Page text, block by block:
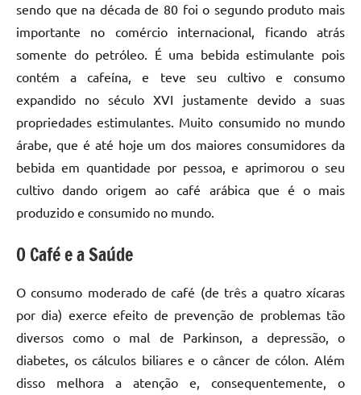
sendo que na década de 80 foi o segundo produto mais
importante no comércio internacional, ficando atrás
somente do petróleo. É uma bebida estimulante pois
contém a cafeína, e teve seu cultivo e consumo
expandido no século XVI justamente devido a suas
propriedades estimulantes. Muito consumido no mundo
árabe, que é até hoje um dos maiores consumidores da
bebida em quantidade por pessoa, e aprimorou o seu
cultivo dando origem ao café arábica que é o mais
produzido e consumido no mundo.
O Café e a Saúde
O consumo moderado de café (de três a quatro xícaras
por dia) exerce efeito de prevenção de problemas tão
diversos como o mal de Parkinson, a depressão, o
diabetes, os cálculos biliares e o câncer de cólon. Além
disso melhora a atenção e, consequentemente, o